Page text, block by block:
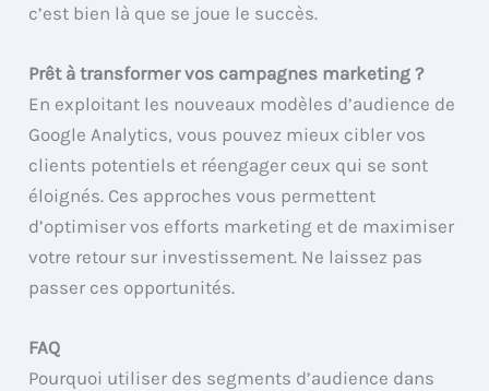
c’est bien là que se joue le succès.
Prêt à transformer vos campagnes marketing ?
En exploitant les nouveaux modèles d’audience de
Google Analytics, vous pouvez mieux cibler vos
clients potentiels et réengager ceux qui se sont
éloignés. Ces approches vous permettent
d’optimiser vos efforts marketing et de maximiser
votre retour sur investissement. Ne laissez pas
passer ces opportunités.
FAQ
Pourquoi utiliser des segments d’audience dans